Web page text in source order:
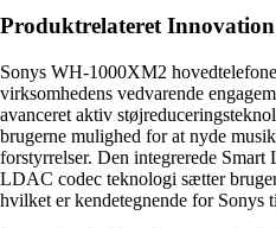
Produktrelateret
Sonys WH-1000XM2
virksomhedens vedvarende
avanceret aktiv
brugerne mulighed for at nyde
forstyrrelser. Den integrerede
LDAC codec teknologi sætter
hvilket er kendetegnende for Sonys